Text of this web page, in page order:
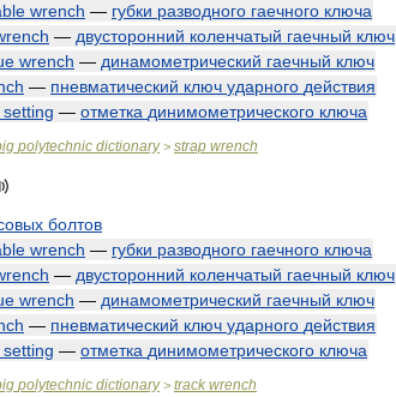
wrench — губки разводного гаечного ключа
— двусторонний коленчатый гаечный ключ
wrench — динамометрический гаечный ключ
— пневматический ключ ударного действия
setting — отметка динимометрического ключа
polytechnic dictionary> strap wrench
болтов
wrench — губки разводного гаечного ключа
— двусторонний коленчатый гаечный ключ
wrench — динамометрический гаечный ключ
— пневматический ключ ударного действия
setting — отметка динимометрического ключа
polytechnic dictionary> track wrench